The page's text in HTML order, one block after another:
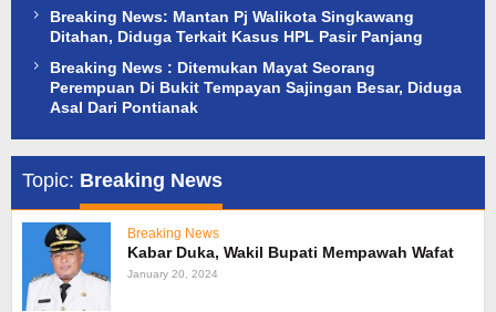
Breaking News: Mantan Pj Walikota Singkawang
Ditahan, Diduga Terkait Kasus HPL Pasir Panjang
Breaking News : Ditemukan Mayat Seorang
Perempuan Di Bukit Tempayan Sajingan Besar, Diduga
Asal Dari Pontianak
Topic: Breaking News
Breaking News
Kabar Duka, Wakil Bupati Mempawah Wafat
January 20, 2024